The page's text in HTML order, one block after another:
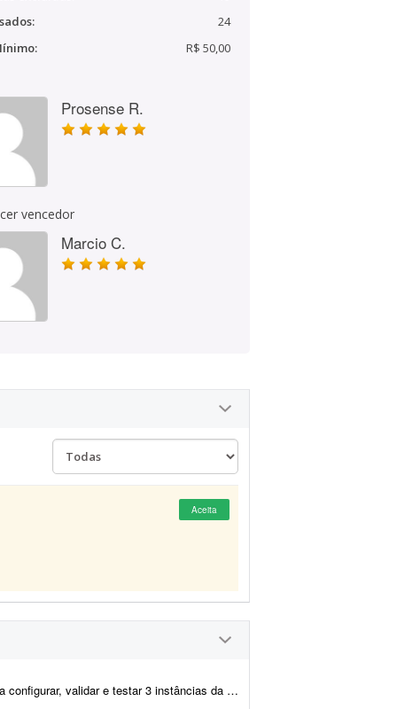
24
R$ 50,00
Prosense R.
vencedor
Marcio C.
Aceita
do WhatsApp Business, deixando todo o ambiente pronto para uso. O freelancer será resp...